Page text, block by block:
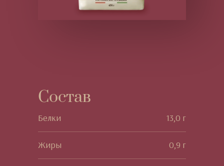
Состав
Белки 13,0 г
Жиры 0,9 г